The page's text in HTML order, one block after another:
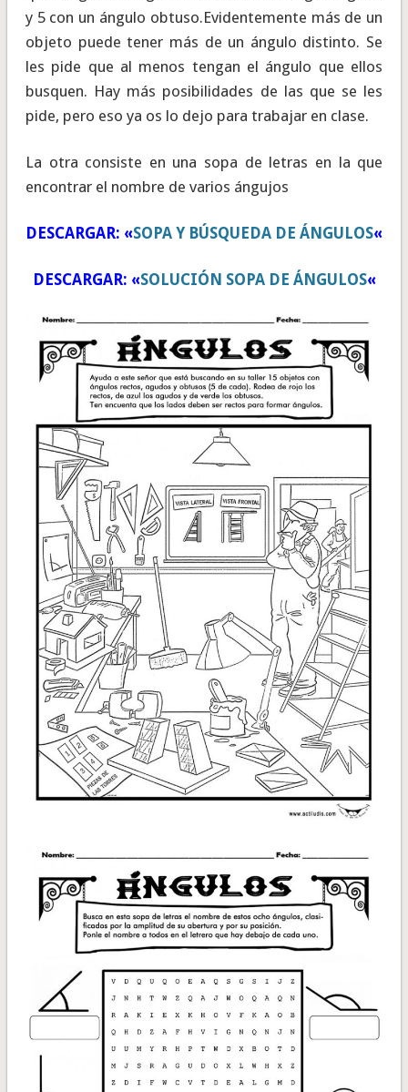
y 5 con un ángulo obtuso.Evidentemente más de un
objeto puede tener más de un ángulo distinto. Se
les pide que al menos tengan el ángulo que ellos
busquen. Hay más posibilidades de las que se les
pide, pero eso ya os lo dejo para trabajar en clase.
La otra consiste en una sopa de letras en la que
encontrar el nombre de varios ángujos
DESCARGAR: «SOPA Y BÚSQUEDA DE ÁNGULOS«
DESCARGAR: «SOLUCIÓN SOPA DE ÁNGULOS«